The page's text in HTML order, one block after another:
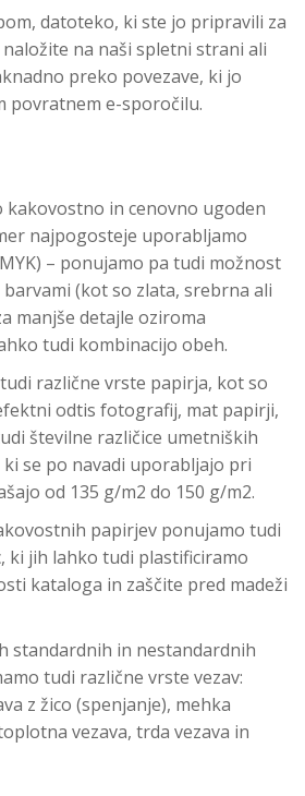
datoteko, ki ste jo pripravili za
na naši spletni strani ali
preko povezave, ki jo
povratnem e-sporočilu.
kakovostno in cenovno ugoden
najpogosteje uporabljamo
– ponujamo pa tudi možnost
(kot so zlata, srebrna ali
manjše detajle oziroma
tudi kombinacijo obeh.
različne vrste papirja, kot so
odtis fotografij, mat papirji,
številne različice umetniških
se po navadi uporabljajo pri
od 135 g/m2 do 150 g/m2.
papirjev ponujamo tudi
ki jih lahko tudi plastificiramo
kataloga in zaščite pred madeži
standardnih in nestandardnih
tudi različne vrste vezav:
z žico (spenjanje), mehka
vezava, trda vezava in